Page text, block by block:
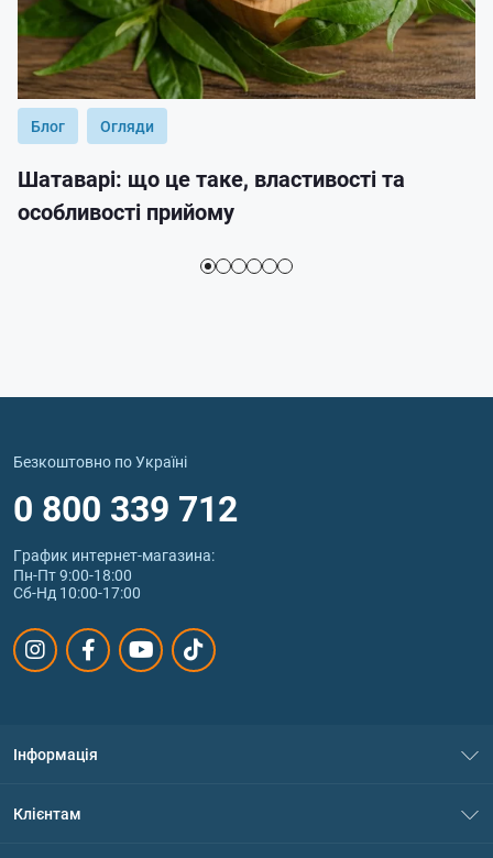
Блог Огляди
Шатаварі: що це таке, властивості та
особливості прийому
Безкоштовно по Україні
0 800 339 712
График интернет‑магазина:
Пн-Пт 9:00-18:00
Сб-Нд 10:00-17:00
Інформація
Клієнтам